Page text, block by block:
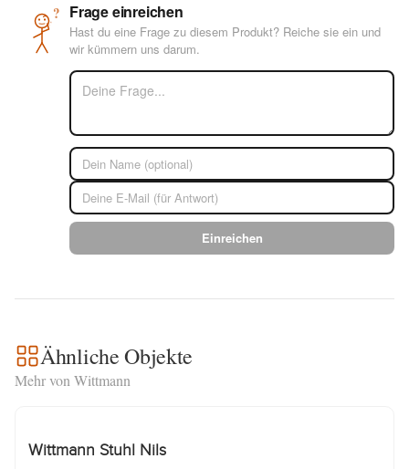
? Frage einreichen
Hast du eine Frage zu diesem Produkt? Reiche sie ein und
wir kümmern uns darum.
Einreichen
Ähnliche Objekte
Mehr von Wittmann
Wittmann Stuhl Nils